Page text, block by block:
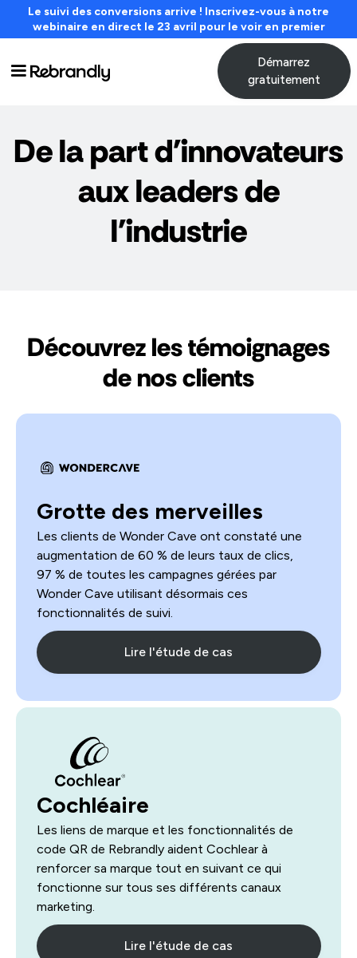
Le suivi des conversions arrive ! Inscrivez-vous à notre
webinaire en direct le 23 avril pour le voir en premier
Démarrez
gratuitement
De la part d'innovateurs
aux leaders de
l'industrie
Découvrez les témoignages
de nos clients
Grotte des merveilles
Les clients de Wonder Cave ont constaté une
augmentation de 60 % de leurs taux de clics,
97 % de toutes les campagnes gérées par
Wonder Cave utilisant désormais ces
fonctionnalités de suivi.
Lire l'étude de cas
Cochléaire
Les liens de marque et les fonctionnalités de
code QR de Rebrandly aident Cochlear à
renforcer sa marque tout en suivant ce qui
fonctionne sur tous ses différents canaux
marketing.
Lire l'étude de cas